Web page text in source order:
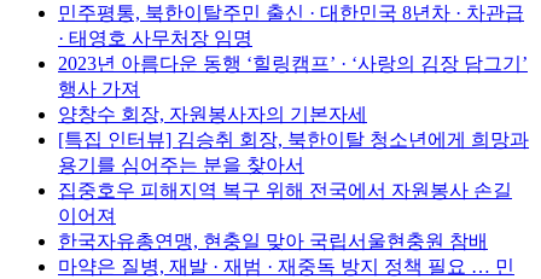
민주평통, 북한이탈주민 출신 · 대한민국 8년차 · 차관급
· 태영호 사무처장 임명
2023년 아름다운 동행 ‘힐링캠프’ · ‘사랑의 김장 담그기’
행사 가져
양창수 회장, 자원봉사자의 기본자세
[특집 인터뷰] 김승취 회장, 북한이탈 청소년에게 희망과
용기를 심어주는 분을 찾아서
집중호우 피해지역 복구 위해 전국에서 자원봉사 손길
이어져
한국자유총연맹, 현충일 맞아 국립서울현충원 참배
마약은 질병, 재발 · 재범 · 재중독 방지 정책 필요 … 민